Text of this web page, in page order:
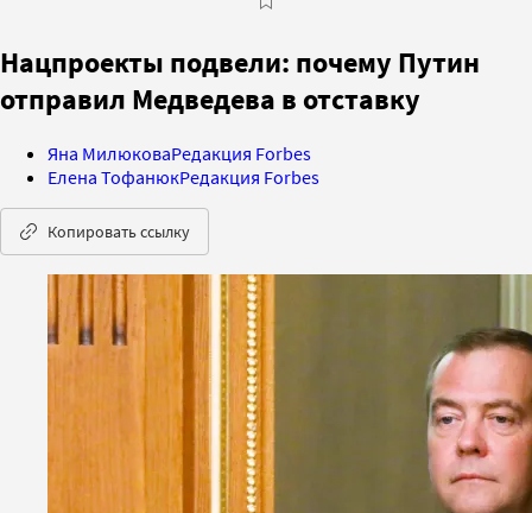
Нацпроекты подвели: почему Путин
отправил Медведева в отставку
Яна МилюковаРедакция Forbes
Елена ТофанюкРедакция Forbes
Копировать ссылку